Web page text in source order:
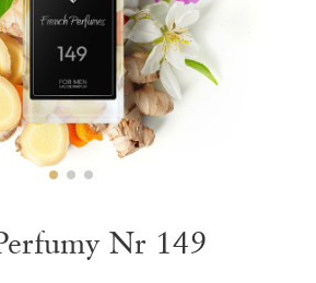
ZAPERFUMOWANIE 22%
Nr 149